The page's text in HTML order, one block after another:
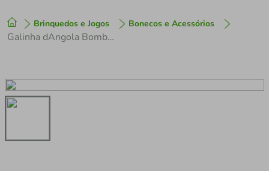
Brinquedos e Jogos Bonecos e Acessórios
Galinha dAngola Bombom grávida com 2 pintinhos
1º tenis